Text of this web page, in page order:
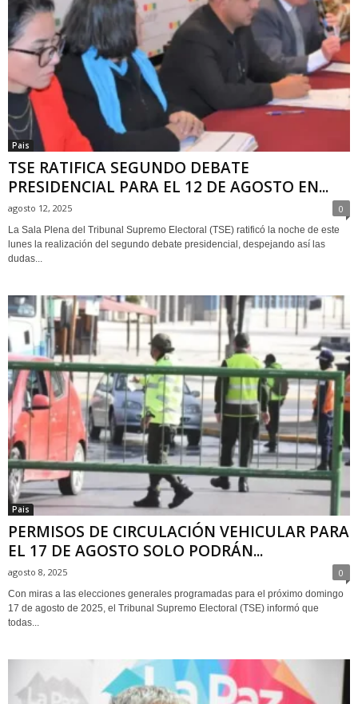
Pais
TSE RATIFICA SEGUNDO DEBATE
PRESIDENCIAL PARA EL 12 DE AGOSTO EN...
agosto 12, 2025 0
La Sala Plena del Tribunal Supremo Electoral (TSE) ratificó la noche de este
lunes la realización del segundo debate presidencial, despejando así las
dudas...
Pais
PERMISOS DE CIRCULACIÓN VEHICULAR PARA
EL 17 DE AGOSTO SOLO PODRÁN...
agosto 8, 2025 0
Con miras a las elecciones generales programadas para el próximo domingo
17 de agosto de 2025, el Tribunal Supremo Electoral (TSE) informó que
todas...